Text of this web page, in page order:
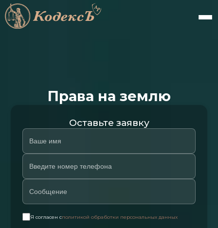
Права на землю
Оставьте заявку
Я согласен сполитикой обработки персональных данных